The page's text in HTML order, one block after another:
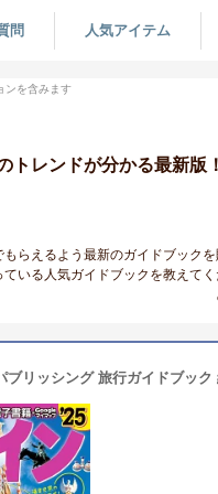
問 人気アイテム
ンを含みます
トレンドが分かる最新版
らえるよう最新のガイドブック
いる人気ガイドブックを教えてく
リッシング 旅行ガイドブック